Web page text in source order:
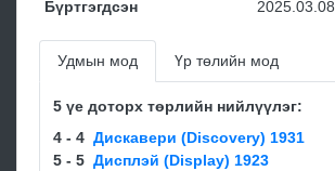
Бүртгэгдсэн
2025.03.08
Удмын мод Үр төлийн мод
5 үе доторх төрлийн нийлүүлэг:
4 - 4 Диcкавеpи (Discovery) 1931
5 - 5 Диcплэй (Display) 1923